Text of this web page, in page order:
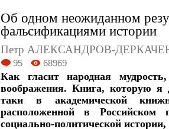
Об одном неожиданном
фальсификациями истории
Петр АЛЕКСАНДРОВ-
95 68969
Как гласит народная
воображения. Книга, которую я
таки в академической
расположенной в Российском
социально-политической